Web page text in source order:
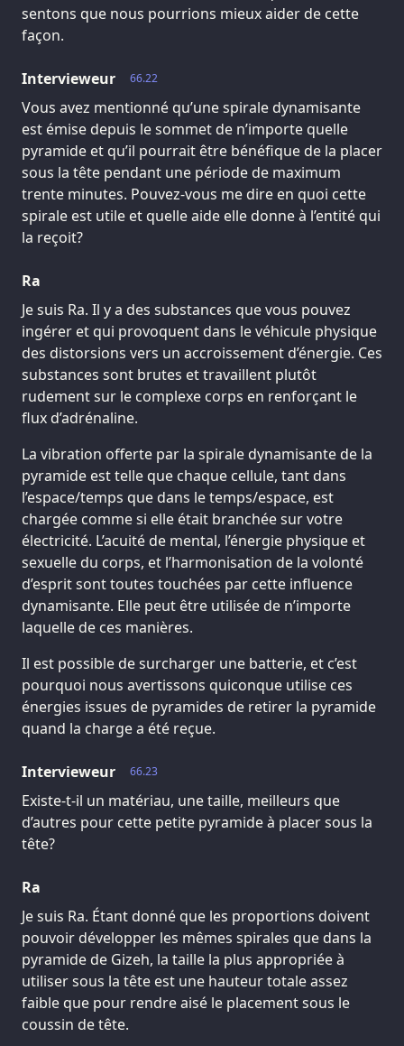
sentons que nous pourrions mieux aider de cette
façon.
66.22
Intervieweur
Vous avez mentionné qu’une spirale dynamisante
est émise depuis le sommet de n’importe quelle
pyramide et qu’il pourrait être bénéfique de la placer
sous la tête pendant une période de maximum
trente minutes. Pouvez-vous me dire en quoi cette
spirale est utile et quelle aide elle donne à l’entité qui
la reçoit?
Ra
Je suis Ra. Il y a des substances que vous pouvez
ingérer et qui provoquent dans le véhicule physique
des distorsions vers un accroissement d’énergie. Ces
substances sont brutes et travaillent plutôt
rudement sur le complexe corps en renforçant le
flux d’adrénaline.
La vibration offerte par la spirale dynamisante de la
pyramide est telle que chaque cellule, tant dans
l’espace/temps que dans le temps/espace, est
chargée comme si elle était branchée sur votre
électricité. L’acuité de mental, l’énergie physique et
sexuelle du corps, et l’harmonisation de la volonté
d’esprit sont toutes touchées par cette influence
dynamisante. Elle peut être utilisée de n’importe
laquelle de ces manières.
Il est possible de surcharger une batterie, et c’est
pourquoi nous avertissons quiconque utilise ces
énergies issues de pyramides de retirer la pyramide
quand la charge a été reçue.
66.23
Intervieweur
Existe-t-il un matériau, une taille, meilleurs que
d’autres pour cette petite pyramide à placer sous la
tête?
Ra
Je suis Ra. Étant donné que les proportions doivent
pouvoir développer les mêmes spirales que dans la
pyramide de Gizeh, la taille la plus appropriée à
utiliser sous la tête est une hauteur totale assez
faible que pour rendre aisé le placement sous le
coussin de tête.